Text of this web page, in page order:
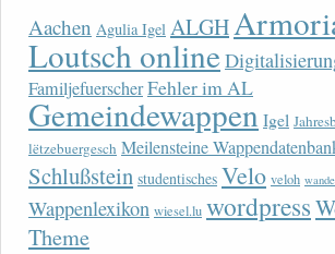
Aachen Agulia Igel ALGH
Loutsch online
FamiljefuerscherFehler im AL
Gemeindewappen Igel
lëtzebuergesch Meilensteine
Schlußstein studentisches Velo veloh
Wappenlexikon wiesel.lu wordpress
Theme